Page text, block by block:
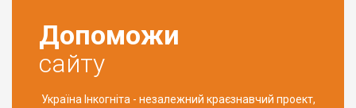
Допоможи
сайту
Україна Інкогніта - незалежний краєзнавчий проект,